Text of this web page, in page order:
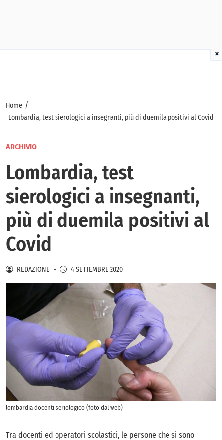
Home /
Lombardia, test sierologici a insegnanti, più di duemila positivi al Covid
ARCHIVIO
Lombardia, test
sierologici a insegnanti,
più di duemila positivi al
Covid
REDAZIONE - 4 SETTEMBRE 2020
lombardia docenti seriologico (foto dal web)
Tra docenti ed operatori scolastici, le persone che si sono
×